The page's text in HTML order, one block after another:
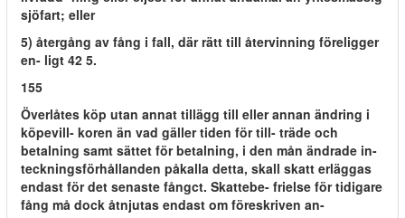
sjöfart; eller
5) återgång av fång i fall, där rätt till återvinning föreligger
en- ligt 42 5.
155
Överlåtes köp utan annat tillägg till eller annan ändring i
köpevill- koren än vad gäller tiden för till- träde och
betalning samt sättet för betalning, i den mån ändrade in-
teckningsförhållanden påkalla detta, skall skatt erläggas
endast för det senaste fångct. Skattebe- frielse för tidigare
fång må dock åtnjutas endast om föreskriven an-